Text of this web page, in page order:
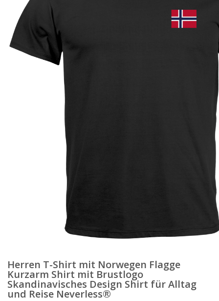
Herren T-Shirt mit Norwegen Flagge
Kurzarm Shirt mit Brustlogo
Skandinavisches Design Shirt für Alltag
und Reise Neverless®